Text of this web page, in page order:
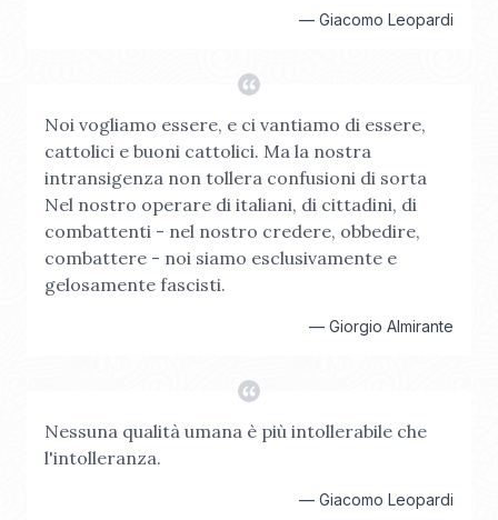
— Giacomo Leopardi
Noi vogliamo essere, e ci vantiamo di essere,
cattolici e buoni cattolici. Ma la nostra
intransigenza non tollera confusioni di sorta
Nel nostro operare di italiani, di cittadini, di
combattenti - nel nostro credere, obbedire,
combattere - noi siamo esclusivamente e
gelosamente fascisti.
— Giorgio Almirante
Nessuna qualità umana è più intollerabile che
l'intolleranza.
— Giacomo Leopardi